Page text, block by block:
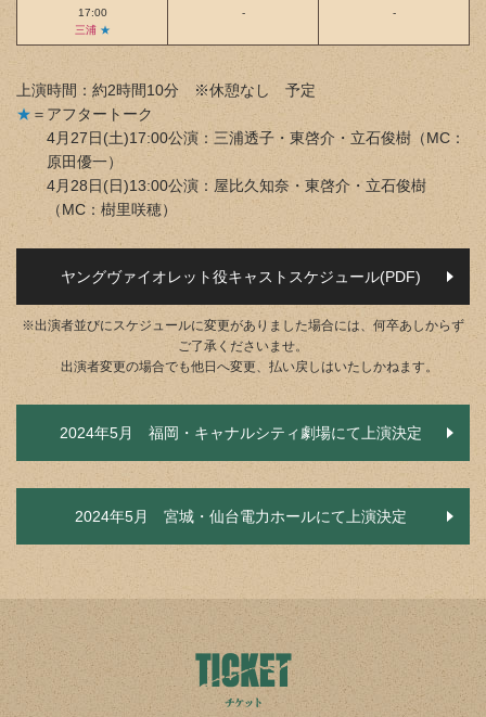
17:00
三浦 ★
- -
上演時間：約2時間10分 ※休憩なし 予定
★ ＝アフタートーク
4月27日(土)17:00公演：三浦透子・東啓介・立石俊樹（MC：
原田優一）
4月28日(日)13:00公演：屋比久知奈・東啓介・立石俊樹
（MC：樹里咲穂）
ヤングヴァイオレット役キャストスケジュール(PDF)
※出演者並びにスケジュールに変更がありました場合には、何卒あしからず
ご了承くださいませ。
出演者変更の場合でも他日へ変更、払い戻しはいたしかねます。
2024年5月 福岡・キャナルシティ劇場にて上演決定
2024年5月 宮城・仙台電力ホールにて上演決定